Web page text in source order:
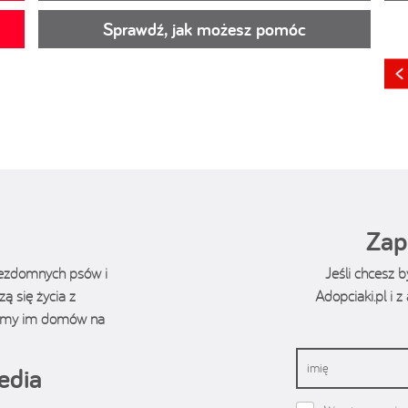
Sprawdź, jak możesz pomóc
psów i
się życia z
im domów na
Jeśli chcesz
Adopciaki.pl i